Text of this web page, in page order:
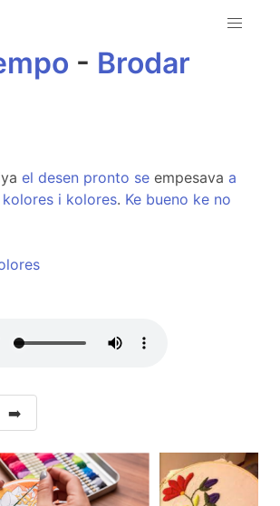
- Brodar
el desen pronto se empesava a
kolores i kolores. Ke bueno ke no
➡️